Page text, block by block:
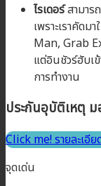
ไรเดอร์สามาร
เพราะเราคัดม
Man, Grab
แต่อินชัวร์ฮับเ
การทำงาน
ประกันอุบัติเหตุ
Click me! รายละเอี
จุดเด่น